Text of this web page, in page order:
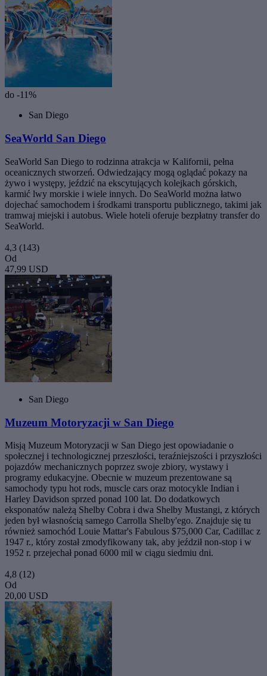
do -11%
San Diego
SeaWorld San Diego
SeaWorld San Diego to rodzinna atrakcja w Kalifornii, pełna
oceanicznych stworzeń. Odwiedzający mogą oglądać pokazy na
żywo i występy, jeździć na ekscytujących kolejkach górskich,
karmić lwy morskie i wiele innych. Do SeaWorld można łatwo
dojechać samochodem i środkami transportu publicznego, takimi jak
tramwaj miejski i autobus. Wiele hoteli oferuje bezpłatny transfer do
SeaWorld.
4,3 (143)
Od
47,99 USD
San Diego
Muzeum Motoryzacji w San Diego
Misją Muzeum Motoryzacji w San Diego jest opowiadanie o
społecznej i technologicznej przeszłości, teraźniejszości i przyszłości
pojazdów mechanicznych poprzez swoje zbiory, wystawy i
programy edukacyjne. Obecnie w muzeum prezentowane są
samochody typu hot rods, muscle cars oraz motocykle Indian i
Harley Davidson sprzed ponad 100 lat. Do dodatkowych
eksponatów należą Shelby Cobra i dwa Shelby Mustangi, z których
jeden był własnością samego Carrolla Shelby'ego. Znajduje się tu
również samochód Louie Mattar's Fabulous $75,000 Car, Cadillac z
1947 r., który został zmodyfikowany tak, aby jeździł non-stop i w
1952 r. przejechał ponad 6000 mil w ciągu siedmiu dni.
4,8 (12)
Od
20,00 USD